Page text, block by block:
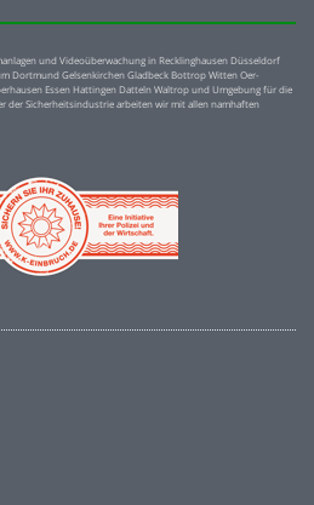
und Videoüberwachung in Recklinghausen Düsseldorf
Dortmund Gelsenkirchen Gladbeck Bottrop Witten Oer-
Essen Hattingen Datteln Waltrop und Umgebung für die
der Sicherheitsindustrie arbeiten wir mit allen namhaften